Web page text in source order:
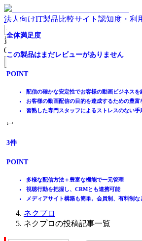
法人向けIT製品比較サイト 認知度・利
資料請求リスト
0件
製品を探す
ランキングから探す
記事を読む
動画で学ぶ
IT製品比較TOP
ネットワークインフラ
ウェビナー・Webセミナーツール
ネクプロ
ネクプロの投稿記事一覧
ウェビナー・動画配信を、成果の出る「営
★★★★★
3件
POINT
多様な配信方法＋豊富な機能で一元管理
視聴行動を把握し、CRMとも連携可能
メディアサイト構築も簡単。会員制、有料制な
全体満足度
この製品はまだレビューがありません
POINT
配信の確かな安定性でお客様の動画ビジネスを
お客様の動画配信の目的を達成するための豊富
習熟した専門スタッフによるストレスのない手